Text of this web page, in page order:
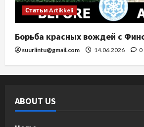
Статьи Artikkeli
Борьба красных вождей с
suurlintu@gmail.com 14.06.2026 0
ABOUT US